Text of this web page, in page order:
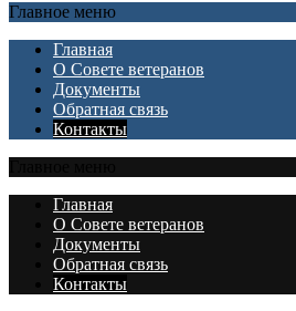
Главное меню
Главная
О Совете ветеранов
Документы
Обратная связь
Контакты
Главная
О Совете ветеранов
Документы
Обратная связь
Контакты